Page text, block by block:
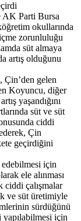
AK Parti Bursa
okullarında
zorunluluğu
süt almaya
artış olduğunu
Çin’den gelen
Koyuncu, diğer
yaşandığını
süt ve süt
ciddi
Çin
geçirdiğini
için
ele alınması
ciddi çalışmalar
ve süt üretimiyle
sürdüğünü
için